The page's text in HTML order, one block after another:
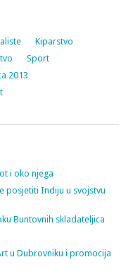
Kiparstvo
Sport
2013
i oko njega
posjetiti Indiju u svojstvu
Buntovnih skladateljica
u Dubrovniku i promocija